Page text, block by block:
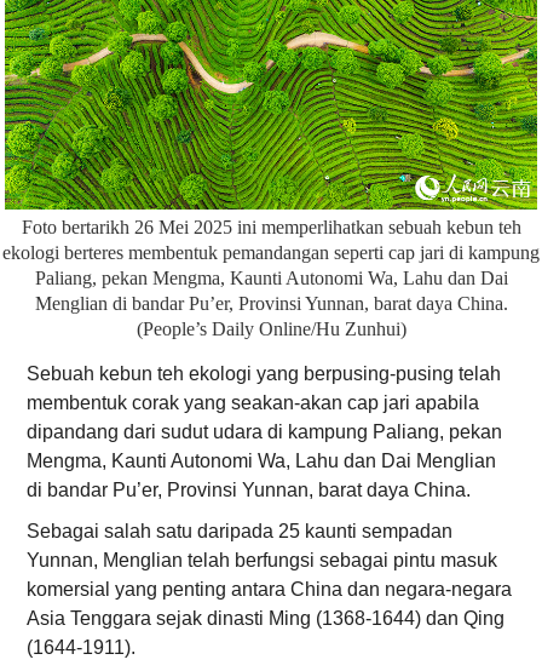
Foto bertarikh 26 Mei 2025 ini memperlihatkan sebuah kebun teh
ekologi berteres membentuk pemandangan seperti cap jari di kampung
Paliang, pekan Mengma, Kaunti Autonomi Wa, Lahu dan Dai
Menglian di bandar Pu’er, Provinsi Yunnan, barat daya China.
(People’s Daily Online/Hu Zunhui)
Sebuah kebun teh ekologi yang berpusing-pusing telah
membentuk corak yang seakan-akan cap jari apabila
dipandang dari sudut udara di kampung Paliang, pekan
Mengma, Kaunti Autonomi Wa, Lahu dan Dai Menglian
di bandar Pu’er, Provinsi Yunnan, barat daya China.
Sebagai salah satu daripada 25 kaunti sempadan
Yunnan, Menglian telah berfungsi sebagai pintu masuk
komersial yang penting antara China dan negara-negara
Asia Tenggara sejak dinasti Ming (1368-1644) dan Qing
(1644-1911).